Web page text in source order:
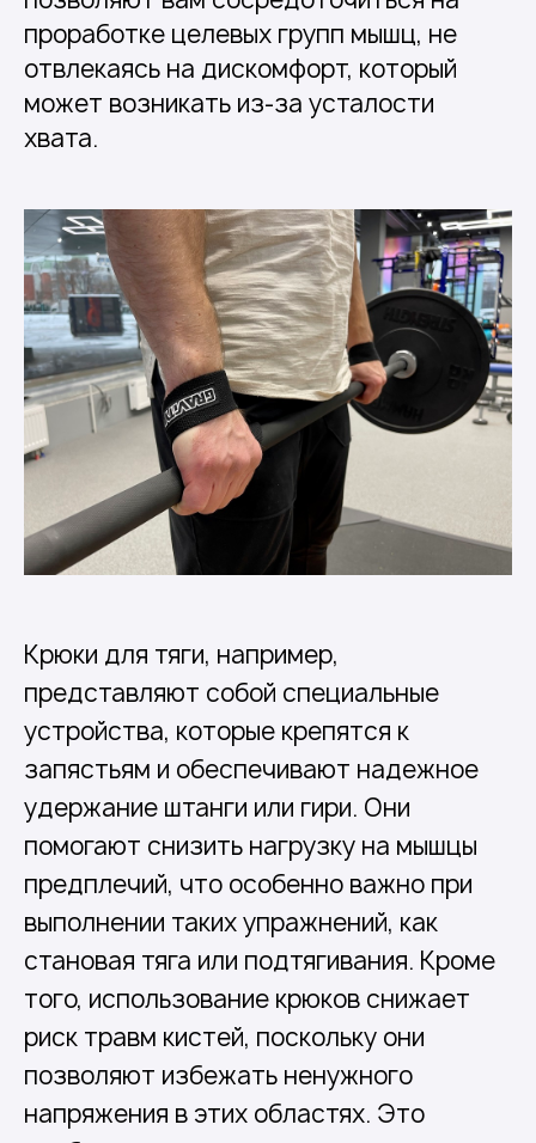
проработке целевых групп мышц, не
отвлекаясь на дискомфорт, который
может возникать из-за усталости
хвата.
Крюки для тяги, например,
представляют собой специальные
устройства, которые крепятся к
запястьям и обеспечивают надежное
удержание штанги или гири. Они
помогают снизить нагрузку на мышцы
предплечий, что особенно важно при
выполнении таких упражнений, как
становая тяга или подтягивания. Кроме
того, использование крюков снижает
риск травм кистей, поскольку они
позволяют избежать ненужного
напряжения в этих областях. Это